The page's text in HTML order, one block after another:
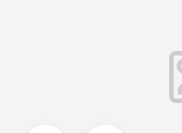
Backofen,